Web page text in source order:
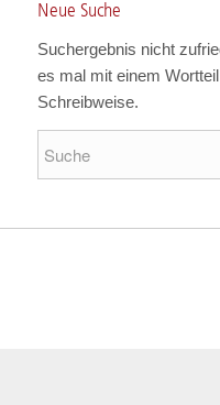
Neue Suche
Suchergebnis nicht
es mal mit einem
Schreibweise.